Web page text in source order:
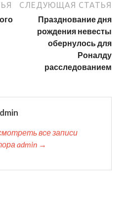
СЛЕДУЮЩАЯ СТАТЬЯ
Празднование дня
рождения невесты
обернулось для
Роналду
расследованием
все записи
admin →